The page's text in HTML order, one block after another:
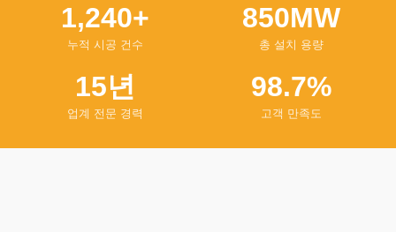
1,240+
누적 시공 건수
850MW
총 설치 용량
15년
업계 전문 경력
98.7%
고객 만족도